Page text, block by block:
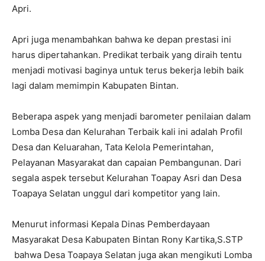
Apri.
Apri juga menambahkan bahwa ke depan prestasi ini
harus dipertahankan. Predikat terbaik yang diraih tentu
menjadi motivasi baginya untuk terus bekerja lebih baik
lagi dalam memimpin Kabupaten Bintan.
Beberapa aspek yang menjadi barometer penilaian dalam
Lomba Desa dan Kelurahan Terbaik kali ini adalah Profil
Desa dan Keluarahan, Tata Kelola Pemerintahan,
Pelayanan Masyarakat dan capaian Pembangunan. Dari
segala aspek tersebut Kelurahan Toapay Asri dan Desa
Toapaya Selatan unggul dari kompetitor yang lain.
Menurut informasi Kepala Dinas Pemberdayaan
Masyarakat Desa Kabupaten Bintan Rony Kartika,S.STP
bahwa Desa Toapaya Selatan juga akan mengikuti Lomba